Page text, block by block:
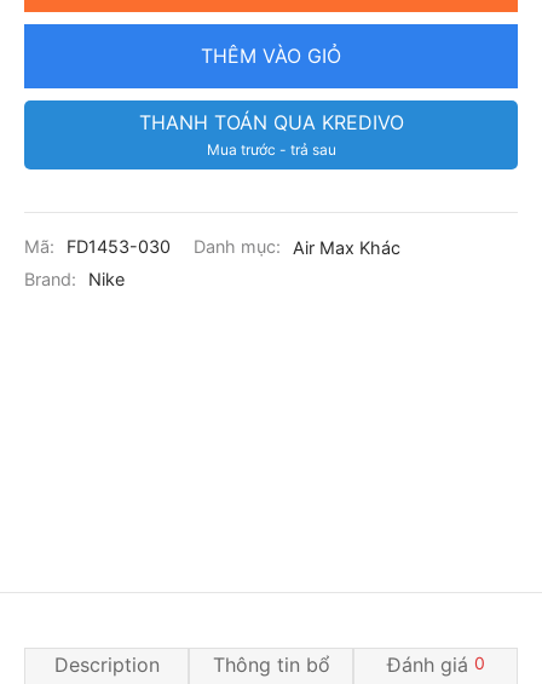
THÊM VÀO GIỎ
THANH TOÁN QUA KREDIVO
Mua trước - trả sau
Mã: FD1453-030 Danh mục:
Air Max Khác
Brand:
Nike
Description
Thông tin bổ
Đánh giá 0